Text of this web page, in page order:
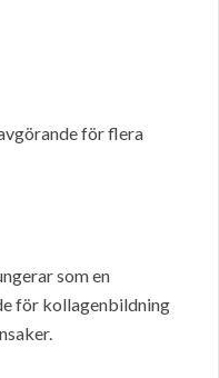
för flera
som en
för kollagenbildning